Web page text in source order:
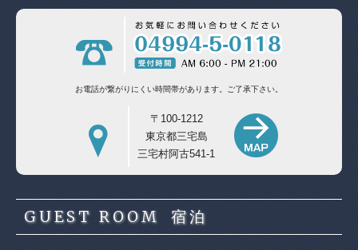
お電話が繋がりにくい時間帯があります。 ご了承下さい。
〒100-1212
東京都三宅島
三宅村阿古541-1
GUEST ROOM 宿泊